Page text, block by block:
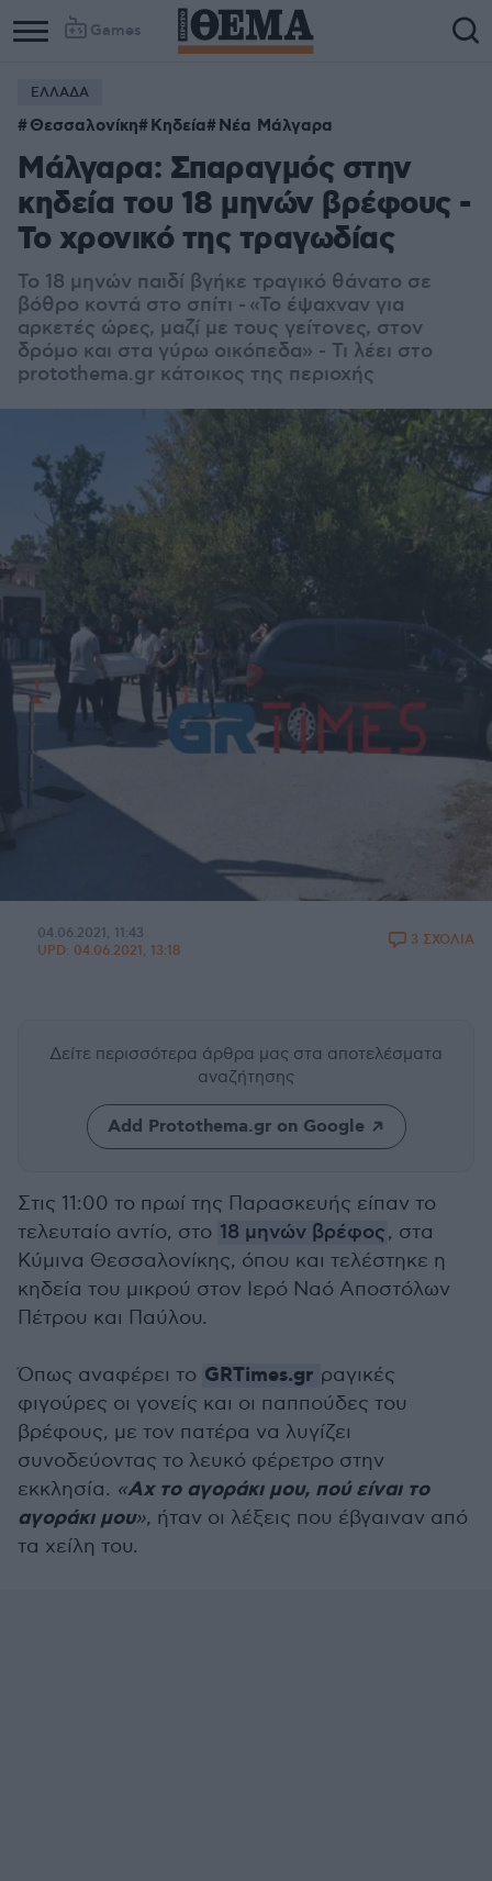
Games
ΕΛΛΑΔΑ
Θεσσαλονίκη Κηδεία Νέα Μάλγαρα
Μάλγαρα: Σπαραγμός στην
κηδεία του 18 μηνών βρέφους -
Το χρονικό της τραγωδίας
To 18 μηνών παιδί βγήκε τραγικό θάνατο σε
βόθρο κοντά στο σπίτι - «Το έψαχναν για
αρκετές ώρες, μαζί με τους γείτονες, στον
δρόμο και στα γύρω οικόπεδα» - Τι λέει στο
protothema.gr κάτοικος της περιοχής
04.06.2021, 11:43
UPD: 04.06.2021, 13:18
3 ΣΧΟΛΙΑ
Δείτε περισσότερα άρθρα μας στα αποτελέσματα
αναζήτησης
Add Protothema.gr on Google
Στις 11:00 το πρωί της Παρασκευής είπαν το
τελευταίο αντίο, στο 18 μηνών βρέφος, στα
Κύμινα Θεσσαλονίκης, όπου και τελέστηκε η
κηδεία του μικρού στον Ιερό Ναό Αποστόλων
Πέτρου και Παύλου.
Όπως αναφέρει το GRTimes.gr ραγικές
φιγούρες οι γονείς και οι παππούδες του
βρέφους, με τον πατέρα να λυγίζει
συνοδεύοντας το λευκό φέρετρο στην
εκκλησία. «Αχ το αγοράκι μου, πού είναι το
αγοράκι μου», ήταν οι λέξεις που έβγαιναν από
τα χείλη του.